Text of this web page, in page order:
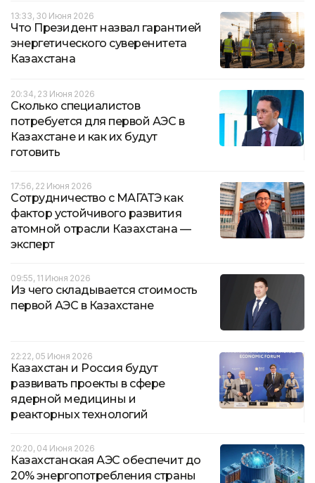
13:33, 30 Июня 2026
Что Президент назвал гарантией
энергетического суверенитета
Казахстана
20:34, 23 Июня 2026
Сколько специалистов
потребуется для первой АЭС в
Казахстане и как их будут
готовить
17:56, 22 Июня 2026
Сотрудничество с МАГАТЭ как
фактор устойчивого развития
атомной отрасли Казахстана —
эксперт
09:55, 11 Июня 2026
Из чего складывается стоимость
первой АЭС в Казахстане
22:22, 05 Июня 2026
Казахстан и Россия будут
развивать проекты в сфере
ядерной медицины и
реакторных технологий
20:20, 04 Июня 2026
Казахстанская АЭС обеспечит до
20% энергопотребления страны